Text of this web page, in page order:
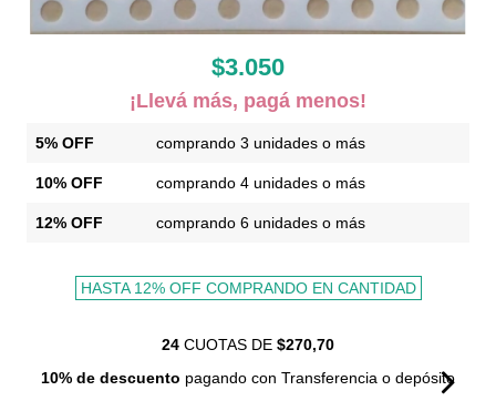
$3.050
¡Llevá más, pagá menos!
5% OFF comprando 3 unidades o más
10% OFF comprando 4 unidades o más
12% OFF comprando 6 unidades o más
HASTA 12% OFF COMPRANDO EN CANTIDAD
24 CUOTAS DE $270,70
10% de descuento pagando con Transferencia o depósito